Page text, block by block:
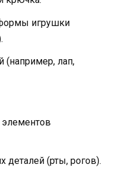
игрушки
(например, лап,
деталей (рты, рогов).